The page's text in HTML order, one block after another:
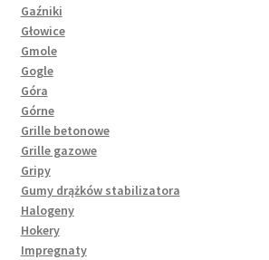
Gaźniki
Głowice
Gmole
Gogle
Góra
Górne
Grille betonowe
Grille gazowe
Gripy
Gumy drążków stabilizatora
Halogeny
Hokery
Impregnaty